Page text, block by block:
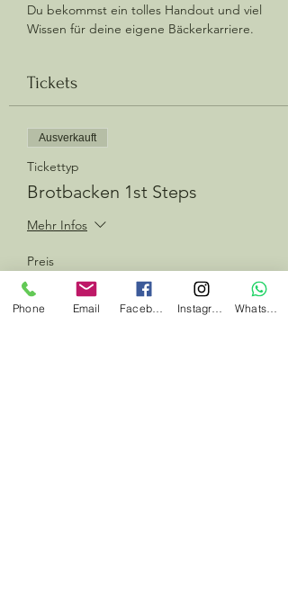
Du bekommst ein tolles Handout und viel
Wissen für deine eigene Bäckerkarriere.
Tickets
Ausverkauft
Tickettyp
Brotbacken 1st Steps
Mehr Infos
Preis
49,90 €
Phone Email